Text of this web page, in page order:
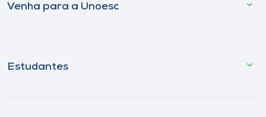
Venha para a Unoesc
Estudantes